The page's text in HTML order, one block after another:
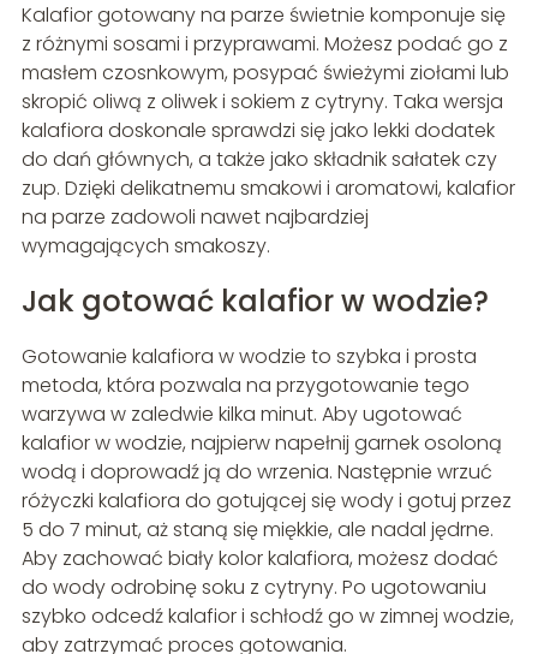
Kalafior gotowany na parze świetnie komponuje się
z różnymi sosami i przyprawami. Możesz podać go z
masłem czosnkowym, posypać świeżymi ziołami lub
skropić oliwą z oliwek i sokiem z cytryny. Taka wersja
kalafiora doskonale sprawdzi się jako lekki dodatek
do dań głównych, a także jako składnik sałatek czy
zup. Dzięki delikatnemu smakowi i aromatowi, kalafior
na parze zadowoli nawet najbardziej
wymagających smakoszy.
Jak gotować kalafior w wodzie?
Gotowanie kalafiora w wodzie to szybka i prosta
metoda, która pozwala na przygotowanie tego
warzywa w zaledwie kilka minut. Aby ugotować
kalafior w wodzie, najpierw napełnij garnek osoloną
wodą i doprowadź ją do wrzenia. Następnie wrzuć
różyczki kalafiora do gotującej się wody i gotuj przez
5 do 7 minut, aż staną się miękkie, ale nadal jędrne.
Aby zachować biały kolor kalafiora, możesz dodać
do wody odrobinę soku z cytryny. Po ugotowaniu
szybko odcedź kalafior i schłodź go w zimnej wodzie,
aby zatrzymać proces gotowania.